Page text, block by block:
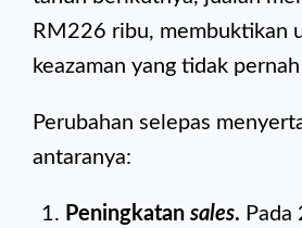
RM226 ribu, membuktikan
keazaman yang tidak
Perubahan selepas
antaranya:
Peningkatan sales. Pada